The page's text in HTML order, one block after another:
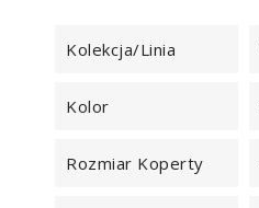
Kolekcja/Linia
Kolor
Rozmiar Koperty